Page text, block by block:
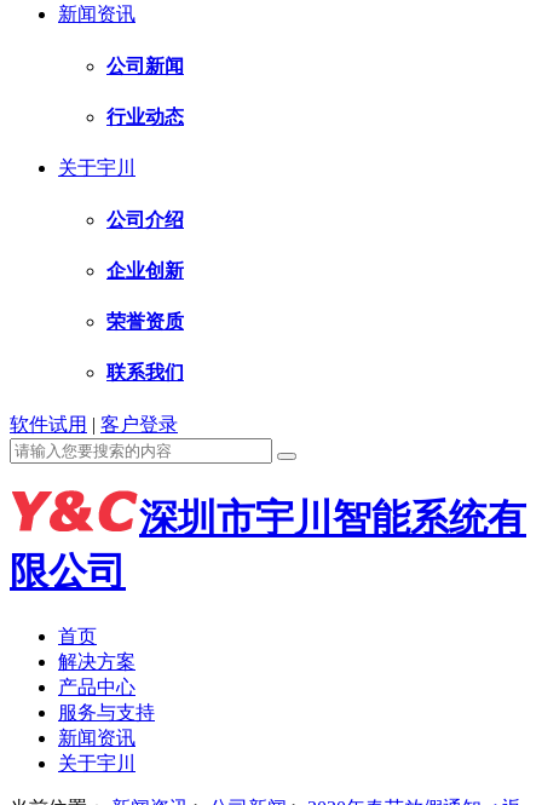
新闻资讯
公司新闻
行业动态
关于宇川
公司介绍
企业创新
荣誉资质
联系我们
软件试用 | 客户登录
深圳市宇川智能系统有
限公司
首页
解决方案
产品中心
服务与支持
新闻资讯
关于宇川